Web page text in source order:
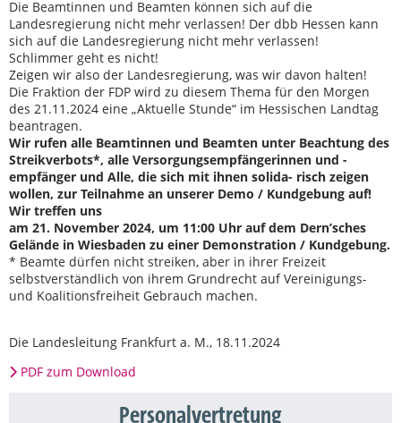
Die Beamtinnen und Beamten können sich auf die
Landesregierung nicht mehr verlassen! Der dbb Hessen kann
sich auf die Landesregierung nicht mehr verlassen!
Schlimmer geht es nicht!
Zeigen wir also der Landesregierung, was wir davon halten!
Die Fraktion der FDP wird zu diesem Thema für den Morgen
des 21.11.2024 eine „Aktuelle Stunde“ im Hessischen Landtag
beantragen.
Wir rufen alle Beamtinnen und Beamten unter Beachtung des
Streikverbots*, alle Versorgungsempfängerinnen und -
empfänger und Alle, die sich mit ihnen solida- risch zeigen
wollen, zur Teilnahme an unserer Demo / Kundgebung auf!
Wir treffen uns
am 21. November 2024, um 11:00 Uhr auf dem Dern’sches
Gelände in Wiesbaden zu einer Demonstration / Kundgebung.
* Beamte dürfen nicht streiken, aber in ihrer Freizeit
selbstverständlich von ihrem Grundrecht auf Vereinigungs-
und Koalitionsfreiheit Gebrauch machen.
Die Landesleitung Frankfurt a. M., 18.11.2024
PDF zum Download
Personalvertretung